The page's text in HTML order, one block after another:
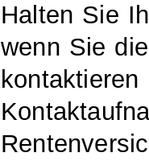
Halten Sie
wenn Sie